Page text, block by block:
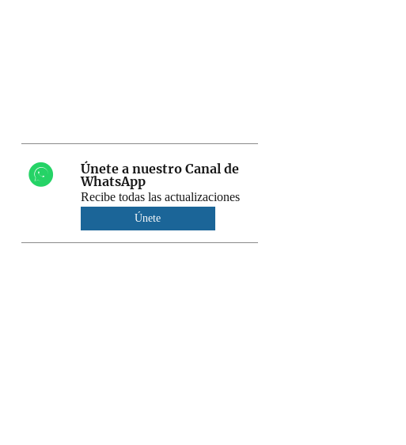
Únete a nuestro Canal de
WhatsApp
Recibe todas las actualizaciones
Únete